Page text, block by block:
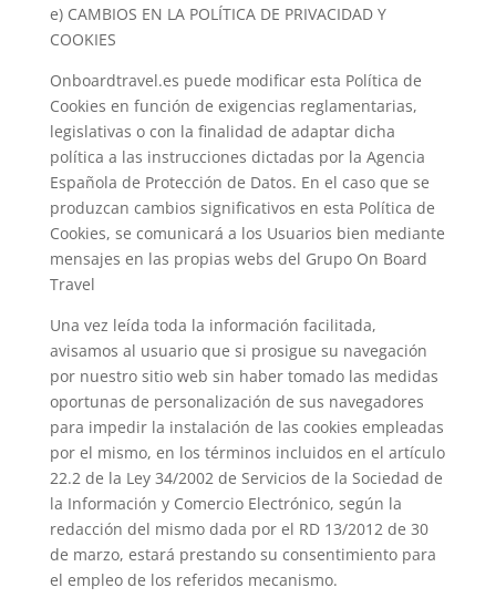
e) CAMBIOS EN LA POLÍTICA DE PRIVACIDAD Y
COOKIES
Onboardtravel.es puede modificar esta Política de
Cookies en función de exigencias reglamentarias,
legislativas o con la finalidad de adaptar dicha
política a las instrucciones dictadas por la Agencia
Española de Protección de Datos. En el caso que se
produzcan cambios significativos en esta Política de
Cookies, se comunicará a los Usuarios bien mediante
mensajes en las propias webs del Grupo On Board
Travel
Una vez leída toda la información facilitada,
avisamos al usuario que si prosigue su navegación
por nuestro sitio web sin haber tomado las medidas
oportunas de personalización de sus navegadores
para impedir la instalación de las cookies empleadas
por el mismo, en los términos incluidos en el artículo
22.2 de la Ley 34/2002 de Servicios de la Sociedad de
la Información y Comercio Electrónico, según la
redacción del mismo dada por el RD 13/2012 de 30
de marzo, estará prestando su consentimiento para
el empleo de los referidos mecanismo.